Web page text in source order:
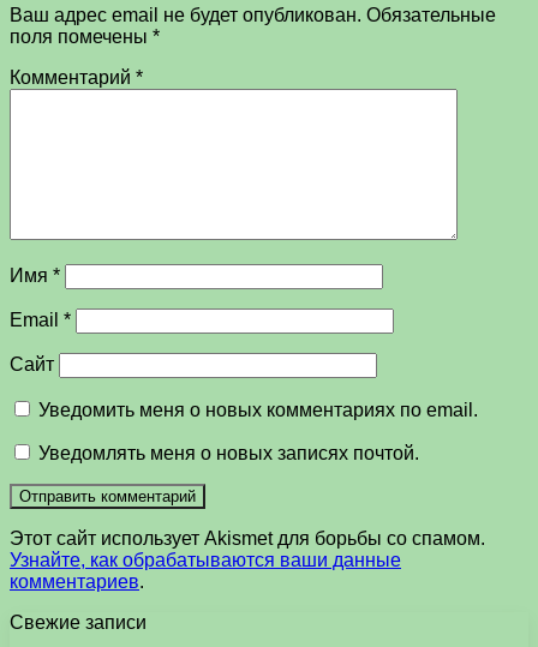
Ваш адрес email не будет опубликован. Обязательные
поля помечены *
Комментарий *
Имя *
Email *
Сайт
Уведомить меня о новых комментариях по email.
Уведомлять меня о новых записях почтой.
Этот сайт использует Akismet для борьбы со спамом.
Узнайте, как обрабатываются ваши данные
комментариев.
Свежие записи